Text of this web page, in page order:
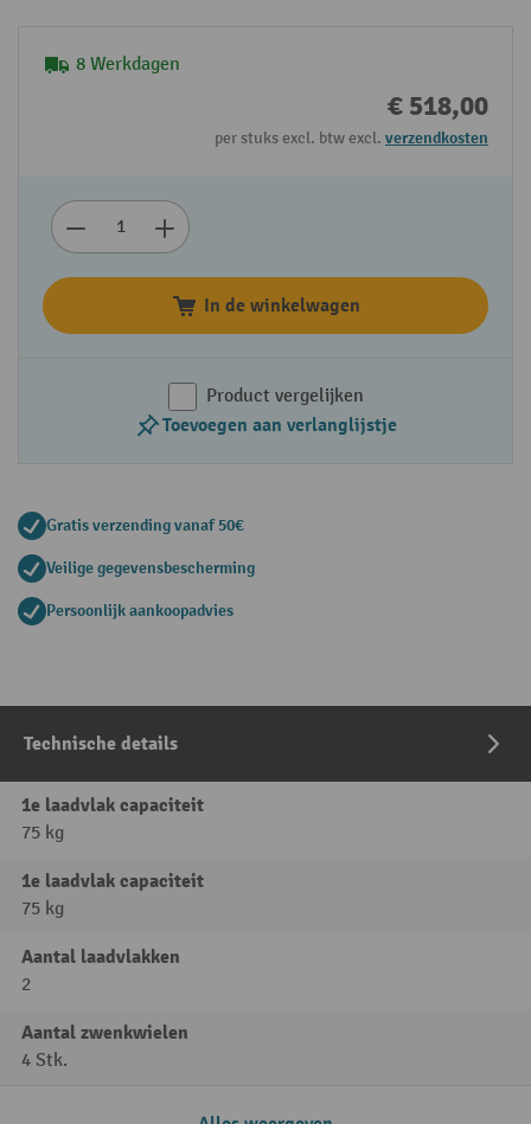
8 Werkdagen
€ 518,00
per stuks excl. btw excl. verzendkosten
In de winkelwagen
Product vergelijken
Toevoegen aan verlanglijstje
Gratis verzending vanaf 50€
Veilige gegevensbescherming
Persoonlijk aankoopadvies
Technische details
1e laadvlak capaciteit
75 kg
1e laadvlak capaciteit
75 kg
Aantal laadvlakken
2
Aantal zwenkwielen
4 Stk.